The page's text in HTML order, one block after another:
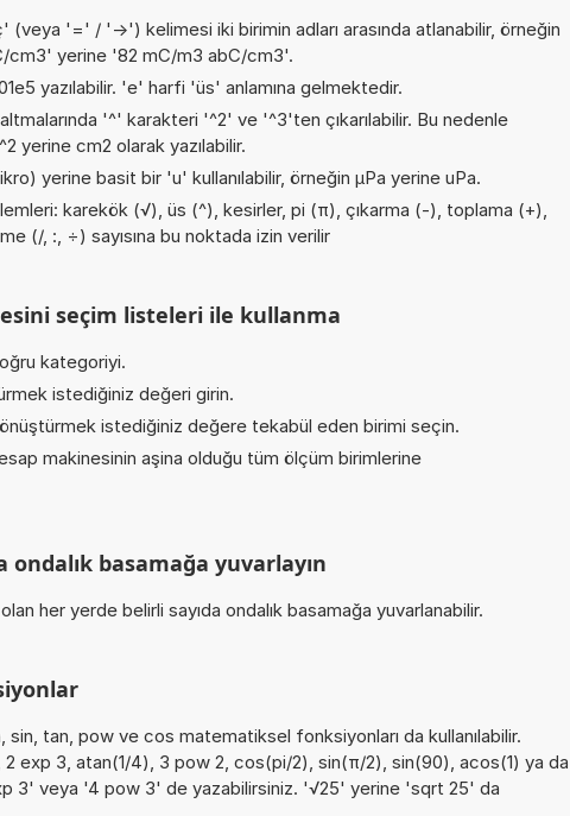
(veya '=' / '->') kelimesi iki birimin adları arasında atlanabilir, örneğin
cm3' yerine '82 mC/m3 abC/cm3'.
yazılabilir. 'e' harfi 'üs' anlamına gelmektedir.
'^' karakteri '^2' ve '^3'ten çıkarılabilir. Bu nedenle
yerine cm2 olarak yazılabilir.
yerine basit bir 'u' kullanılabilir, örneğin µPa yerine uPa.
karekök (√), üs (^), kesirler, pi (π), çıkarma (-), toplama (+),
(/, :, ÷) sayısına bu noktada izin verilir
seçim listeleri ile kullanma
kategoriyi.
istediğiniz değeri girin.
istediğiniz değere tekabül eden birimi seçin.
makinesinin aşina olduğu tüm ölçüm birimlerine
ondalık basamağa yuvarlayın
her yerde belirli sayıda ondalık basamağa yuvarlanabilir.
tan, pow ve cos matematiksel fonksiyonları da kullanılabilir.
2 exp 3, atan(1/4), 3 pow 2, cos(pi/2), sin(π/2), sin(90), acos(1) ya da
3' veya '4 pow 3' de yazabilirsiniz. '√25' yerine 'sqrt 25' da